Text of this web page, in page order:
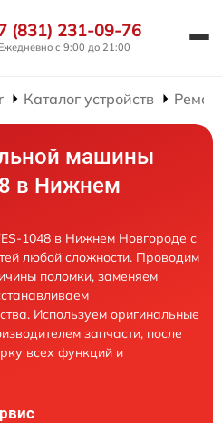
(831) 231-09-76
Ежедневно с 9:00 до 21:00
Каталог устройств
машины
в Нижнем
1048 в Нижнем Новгороде с
любой сложности. Проводим
поломки, заменяем
Используем оригинальные
запчасти, после
всех функций и